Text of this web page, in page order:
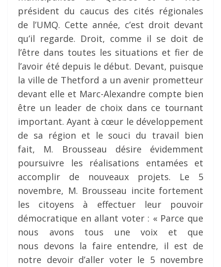
président du caucus des cités régionales
de l’UMQ. Cette année, c’est droit devant
qu’il regarde. Droit, comme il se doit de
l’être dans toutes les situations et fier de
l’avoir été depuis le début. Devant, puisque
la ville de Thetford a un avenir prometteur
devant elle et Marc-Alexandre compte bien
être un leader de choix dans ce tournant
important. Ayant à cœur le développement
de sa région et le souci du travail bien
fait, M. Brousseau désire évidemment
poursuivre les réalisations entamées et
accomplir de nouveaux projets. Le 5
novembre, M. Brousseau incite fortement
les citoyens à effectuer leur pouvoir
démocratique en allant voter : « Parce que
nous avons tous une voix et que
nous devons la faire entendre, il est de
notre devoir d’aller voter le 5 novembre